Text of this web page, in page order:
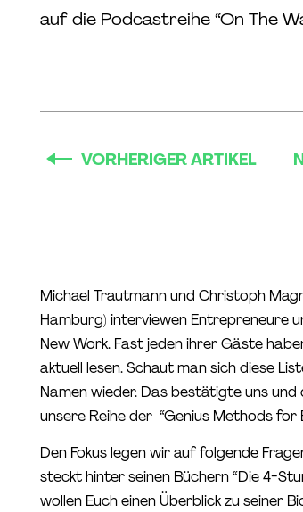
auf die Podcastreihe “On The
VORHERIGER ARTIKEL
Michael Trautmann und Christoph
Hamburg) interviewen Entrepreneure
New Work. Fast jeden ihrer Gäste
aktuell lesen. Schaut man sich diese
Namen wieder. Das bestätigte uns
unsere Reihe der “Genius Methods for
Den Fokus legen wir auf folgende
steckt hinter seinen Büchern “Die 4-
wollen Euch einen Überblick zu seiner